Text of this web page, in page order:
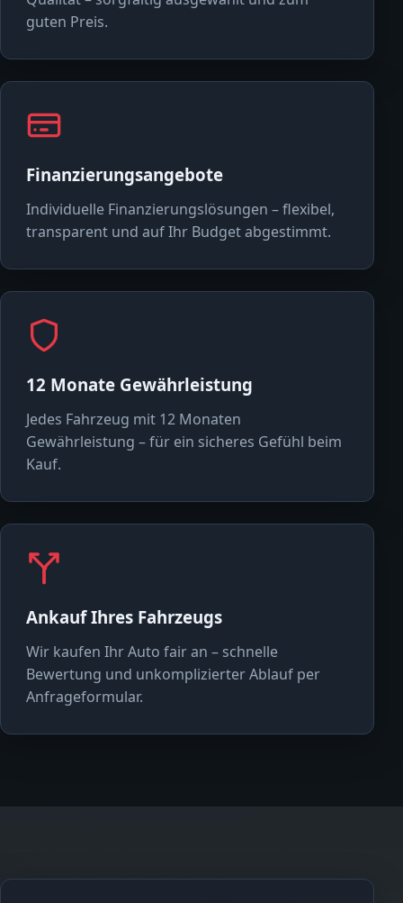
guten Preis.
Finanzierungsangebote
Individuelle Finanzierungslösungen – flexibel,
transparent und auf Ihr Budget abgestimmt.
12 Monate Gewährleistung
Jedes Fahrzeug mit 12 Monaten
Gewährleistung – für ein sicheres Gefühl beim
Kauf.
Ankauf Ihres Fahrzeugs
Wir kaufen Ihr Auto fair an – schnelle
Bewertung und unkomplizierter Ablauf per
Anfrageformular.